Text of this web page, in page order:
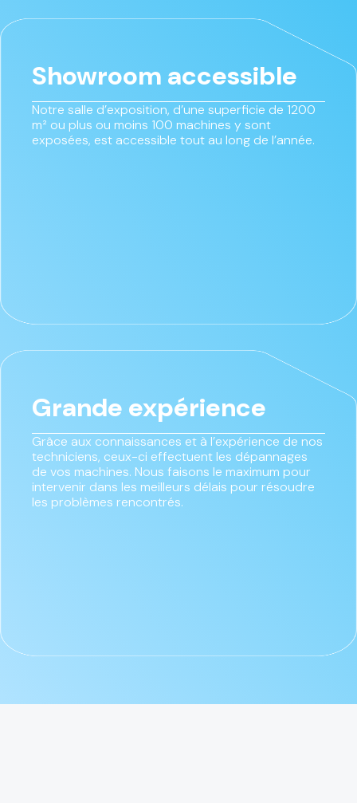
Showroom accessible
Notre salle d’exposition, d’une superficie de 1200
m² ou plus ou moins 100 machines y sont
exposées, est accessible tout au long de l’année.
Grande expérience
Grâce aux connaissances et à l’expérience de nos
techniciens, ceux-ci effectuent les dépannages
de vos machines. Nous faisons le maximum pour
intervenir dans les meilleurs délais pour résoudre
les problèmes rencontrés.